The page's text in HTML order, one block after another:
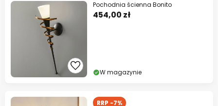
Pochodnia ścienna Bonito
454,00 zł
W magazynie
RRP -7%